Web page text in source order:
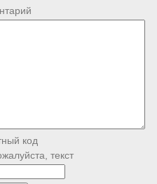
текст